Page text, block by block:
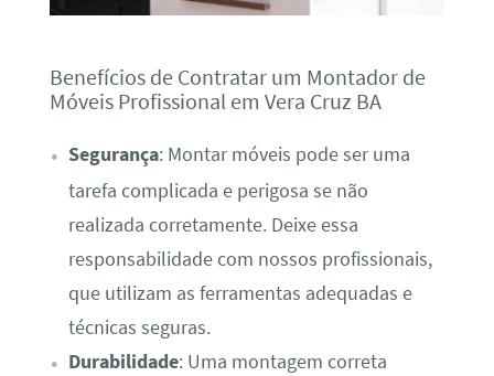
Benefícios de Contratar um Montador de
Móveis Profissional em Vera Cruz BA
Segurança: Montar móveis pode ser uma
tarefa complicada e perigosa se não
realizada corretamente. Deixe essa
responsabilidade com nossos profissionais,
que utilizam as ferramentas adequadas e
técnicas seguras.
Durabilidade: Uma montagem correta